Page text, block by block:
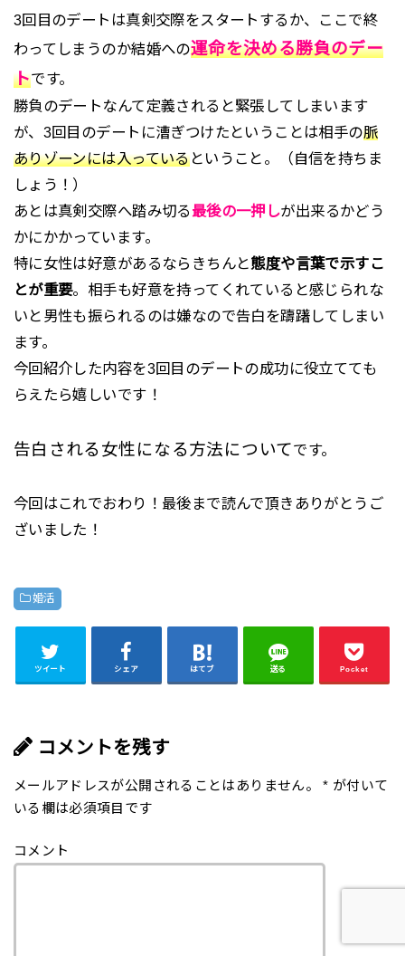
3回目のデートは真剣交際をスタートするか、ここで終
わってしまうのか結婚への運命を決める勝負のデー
トです。
勝負のデートなんて定義されると緊張してしまいます
が、3回目のデートに漕ぎつけたということは相手の脈
ありゾーンには入っているということ。（自信を持ちま
しょう！）
あとは真剣交際へ踏み切る 最後の一押しが出来るかどう
かにかかっています。
特に女性は好意があるならきちんと態度や言葉で示すこ
とが重要。相手も好意を持ってくれていると感じられな
いと男性も振られるのは嫌なので告白を躊躇してしまい
ます。
今回紹介した内容を3回目のデートの成功に役立てても
らえたら嬉しいです！
告白される女性になる方法についてです。
今回はこれでおわり！最後まで読んで頂きありがとうご
ざいました！
婚活
ツイート シェア はてブ 送る Pocket
コメントを残す
メールアドレスが公開されることはありません。 * が付いて
いる欄は必須項目です
コメント